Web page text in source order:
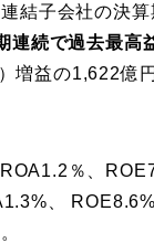
結子会社の決
連続で過去最高
増益の1,622億
％、
、